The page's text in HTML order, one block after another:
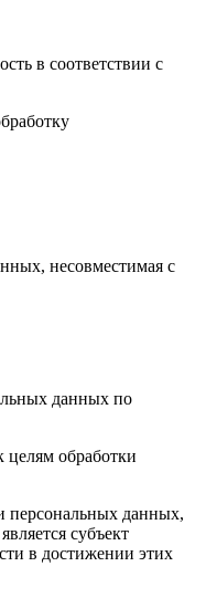
в соответствии с
несовместимая с
данных по
целям обработки
персональных данных,
субъект
в достижении этих